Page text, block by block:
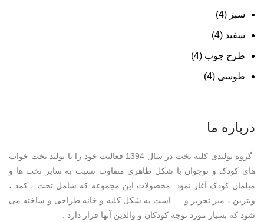
سبز (4)
سفید (4)
طرح چوب (4)
طوسی (4)
درباره ما
گروه تولیدی کلبه تخت در سال 1394 فعالیت خود را با تولید تخت خواب
های کودک و نوجوان با شکل ظاهری متفاوت نسبت به سایر تخت ها و
مبلمان کودک آغاز نمود. محصولات این مجموعه که شامل تخت ، کمد ،
ویترین ، میز تحریر و … است به شکل کلبه و خانه طراحی و ساخته می
شود که بسیار مورد توجه کودکان و والدین آنها قرار دارد .